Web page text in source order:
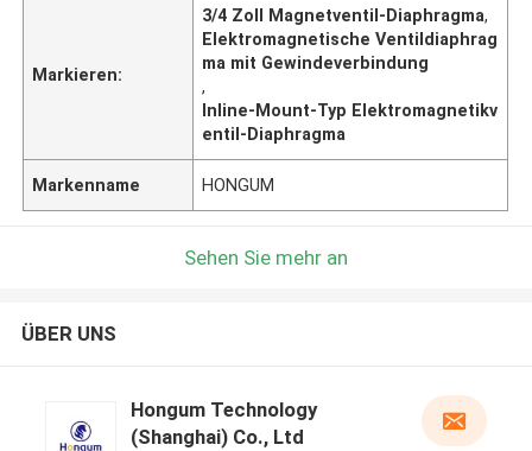
Markieren:
3/4 Zoll Magnetventil-Diaphragma,
Elektromagnetische Ventildiaphrag
ma mit Gewindeverbindung
,
Inline-Mount-Typ Elektromagnetikv
entil-Diaphragma
Markenname HONGUM
Sehen Sie mehr an
ÜBER UNS
Hongum Technology
(Shanghai) Co., Ltd